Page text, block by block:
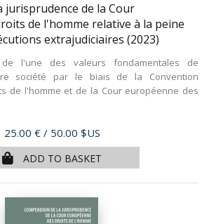
jurisprudence de la Cour
de l'homme relative à la peine
extrajudiciaires (2023)
l'une des valeurs fondamentales de
société par le biais de la Convention
de l'homme et de la Cour européenne des
Price
25.00 € / 50.00 $US
ADD TO BASKET